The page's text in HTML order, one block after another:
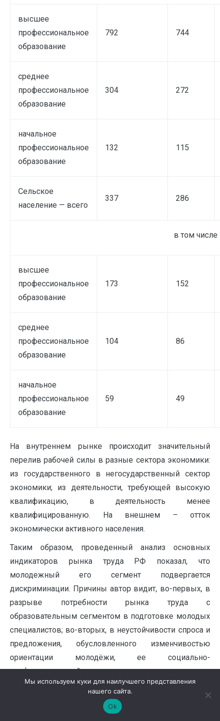
высшее
профессиональное
образование
792 744
среднее
профессиональное
образование
304 272
начальное
профессиональное
образование
132 115
Сельское
население — всего
337 286
в том
высшее
профессиональное
образование
173 152
среднее
профессиональное
образование
104 86
начальное
профессиональное
образование
59 49
На внутреннем рынке происходит значительный
перелив рабочей силы в разные сектора экономики:
из государственного в негосударственный сектор
экономики; из деятельности, требующей высокую
квалификацию, в деятельность менее
квалифицированную. На внешнем – отток
экономически активного населения.
Таким образом, проведенный анализ основных
индикаторов рынка труда РФ показал, что
молодежный его сегмент подвергается
дискриминации. Причины автор видит, во-первых, в
разрыве потребности рынка труда с
образовательным сегментом в подготовке молодых
специалистов; во-вторых, в неустойчивости спроса и
предложения, обусловленного изменчивостью
ориентации молодёжи, ее социально-
профессиональной неопределенностью; в-третьих, в
низкой конкурентоспособности молодежи по
сравнению с другими возрастными группами; в-
четвертых, в отсутствии институциональных структур,
Мы используем куки для наилучшего представления
нашего сайта.
Ok